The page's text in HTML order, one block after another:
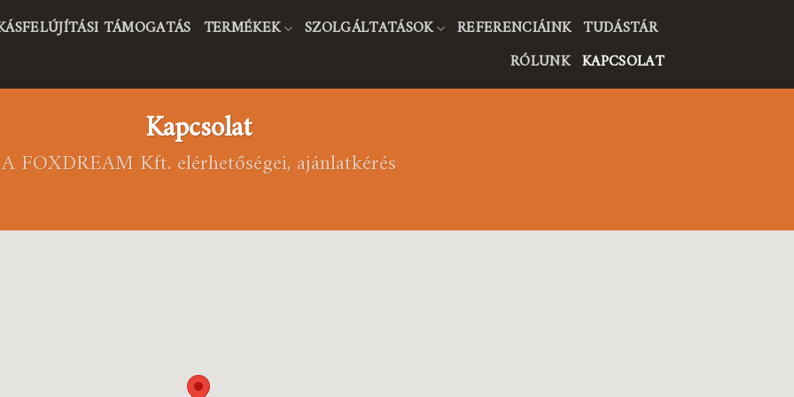
TÁMOGATÁS TERMÉKEK SZOLGÁLTATÁSOK REFERENCIÁINK TUDÁSTÁR
RÓLUNK KAPCSOLAT
Kapcsolat
A FOXDREAM Kft. elérhetőségei, ajánlatkérés